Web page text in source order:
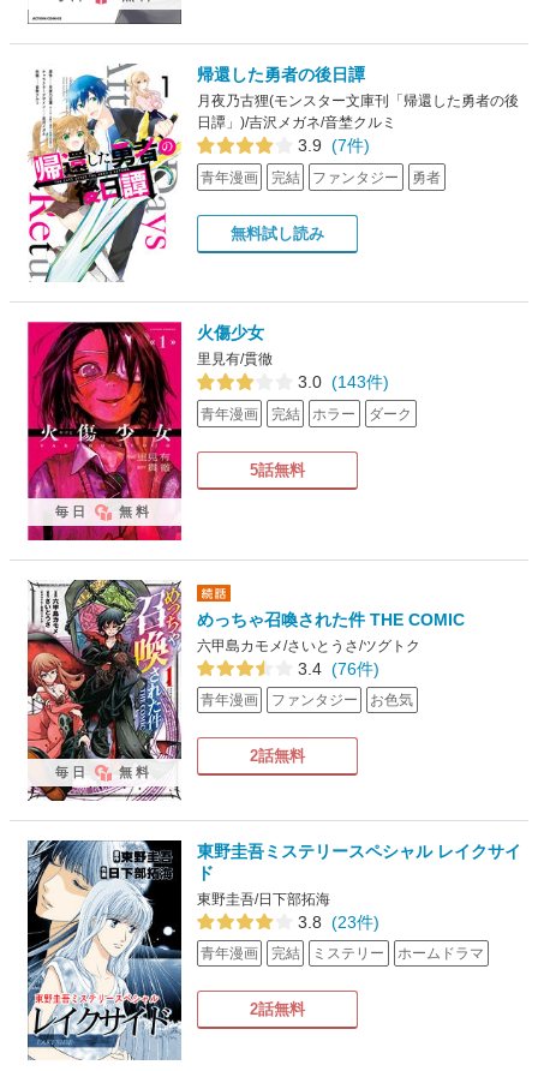
帰還した勇者の後日譚
月夜乃古狸(モンスター文庫刊「帰還した勇者の後
日譚」)/吉沢メガネ/音埜クルミ
3.9 (7件)
青年漫画 完結 ファンタジー 勇者
無料試し読み
火傷少女
里見有/貫徹
3.0 (143件)
青年漫画 完結 ホラー ダーク
5話無料
毎日 無料
めっちゃ召喚された件 THE COMIC
六甲島カモメ/さいとうさ/ツグトク
3.4 (76件)
青年漫画 ファンタジー お色気
2話無料
毎日 無料
東野圭吾ミステリースペシャル レイクサイ
ド
東野圭吾/日下部拓海
3.8 (23件)
青年漫画 完結 ミステリー ホームドラマ
2話無料